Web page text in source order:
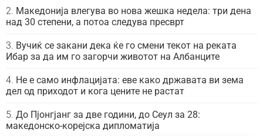
Македонија влегува во нова жешка недела: три дена
над 30 степени, а потоа следува пресврт
Вучиќ се закани дека ќе го смени текот на реката
Ибар за да им го загорчи животот на Албанците
Не е само инфлацијата: еве како државата ви зема
дел од приходот и кога цените не растат
До Пјонгјанг за две години, до Сеул за 28:
македонско-корејска дипломатија